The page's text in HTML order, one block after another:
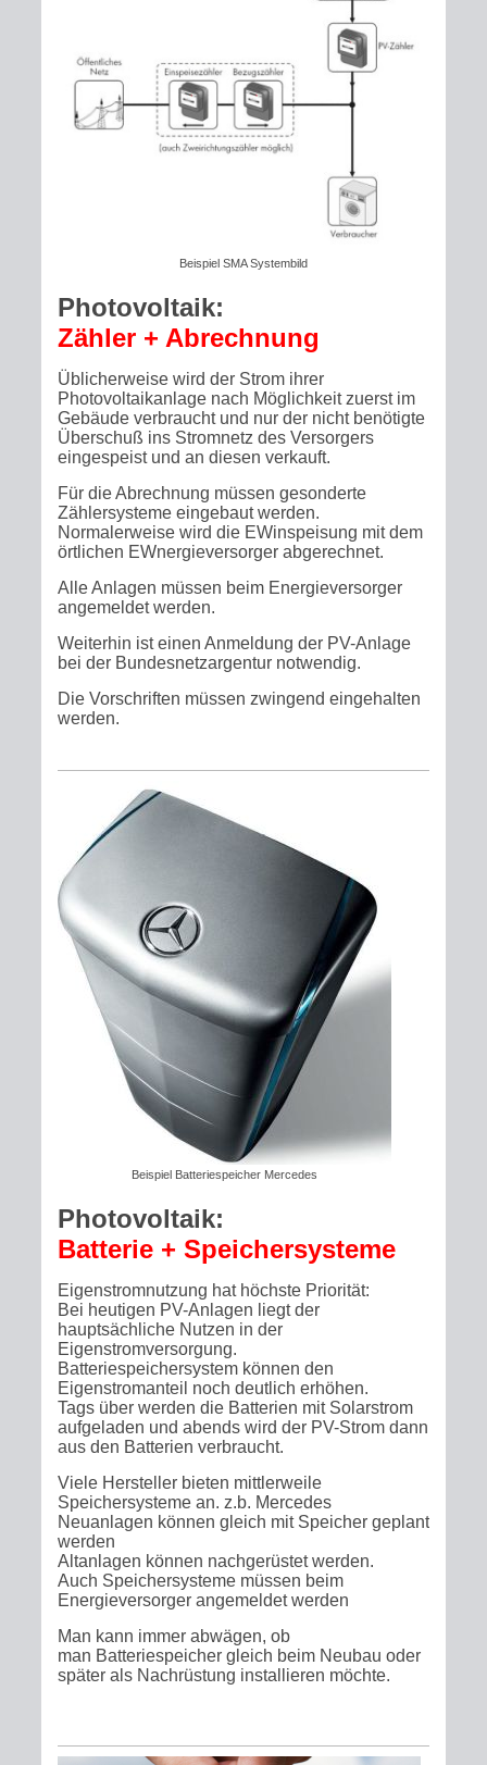
Beispiel SMA Systembild
Photovoltaik:
Zähler + Abrechnung
Üblicherweise wird der Strom ihrer
Photovoltaikanlage nach Möglichkeit zuerst im
Gebäude verbraucht und nur der nicht benötigte
Überschuß ins Stromnetz des Versorgers
eingespeist und an diesen verkauft.
Für die Abrechnung müssen gesonderte
Zählersysteme eingebaut werden.
Normalerweise wird die EWinspeisung mit dem
örtlichen EWnergieversorger abgerechnet.
Alle Anlagen müssen beim Energieversorger
angemeldet werden.
Weiterhin ist einen Anmeldung der PV-Anlage
bei der Bundesnetzargentur notwendig.
Die Vorschriften müssen zwingend eingehalten
werden.
Beispiel Batteriespeicher Mercedes
Photovoltaik:
Batterie + Speichersysteme
Eigenstromnutzung hat höchste Priorität:
Bei heutigen PV-Anlagen liegt der
hauptsächliche Nutzen in der
Eigenstromversorgung.
Batteriespeichersystem können den
Eigenstromanteil noch deutlich erhöhen.
Tags über werden die Batterien mit Solarstrom
aufgeladen und abends wird der PV-Strom dann
aus den Batterien verbraucht.
Viele Hersteller bieten mittlerweile
Speichersysteme an. z.b. Mercedes
Neuanlagen können gleich mit Speicher geplant
werden
Altanlagen können nachgerüstet werden.
Auch Speichersysteme müssen beim
Energieversorger angemeldet werden
Man kann immer abwägen, ob
man Batteriespeicher gleich beim Neubau oder
später als Nachrüstung installieren möchte.